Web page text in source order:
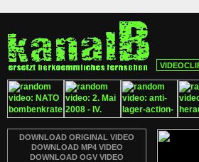
DOWNLOAD ORIGINAL VIDEO
DOWNLOAD MP4 VIDEO
DOWNLOAD OGV VIDEO